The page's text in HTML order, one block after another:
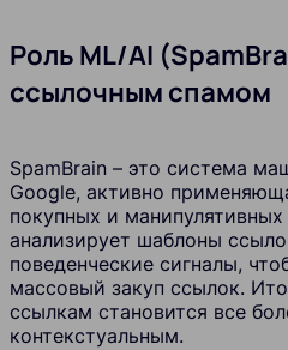
Роль ML/AI
ссылочным спамом
SpamBrain – это система
Google, активно
покупных и
анализирует шаблоны
поведенческие сигналы,
массовый закуп ссылок.
ссылкам становится все
контекстуальным.